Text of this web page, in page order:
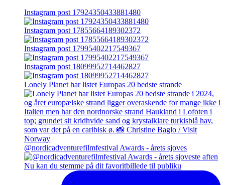
Instagram post 17924350433881480
Instagram post 17855664189302372
Instagram post 17995402217549367
Instagram post 18099952714462827
Lonely Planet har listet Europas 20 bedste strande
@nordicadventurefilmfestival Awards - årets sjoves
Nu kan du stemme på dit favoritbillede til publiku